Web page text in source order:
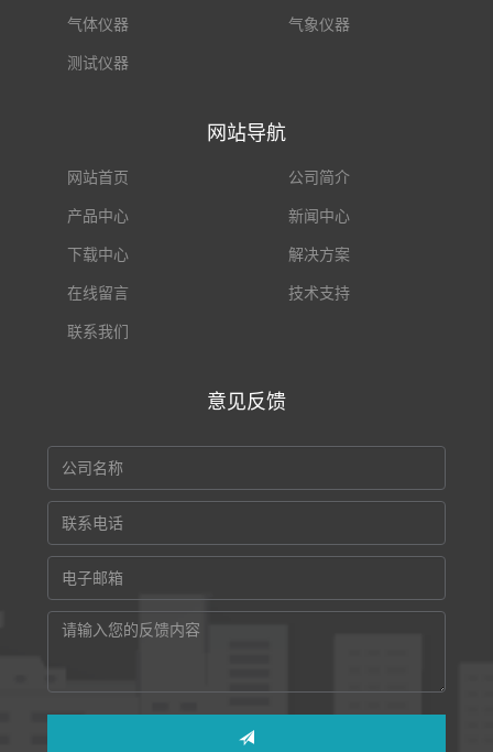
气体仪器 气象仪器
测试仪器
网站导航
网站首页 公司简介
产品中心 新闻中心
下载中心 解决方案
在线留言 技术支持
联系我们
意见反馈